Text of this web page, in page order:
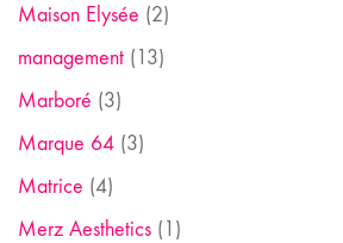
Maison Elysée (2)
management (13)
Marboré (3)
Marque 64 (3)
Matrice (4)
Merz Aesthetics (1)